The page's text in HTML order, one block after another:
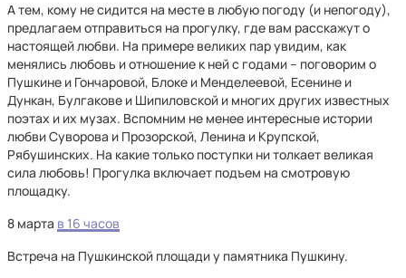
А тем, кому не сидится на месте в любую погоду (и непогоду),
предлагаем отправиться на прогулку, где вам расскажут о
настоящей любви. На примере великих пар увидим, как
менялись любовь и отношение к ней с годами – поговорим о
Пушкине и Гончаровой, Блоке и Менделеевой, Есенине и
Дункан, Булгакове и Шипиловской и многих других известных
поэтах и их музах. Вспомним не менее интересные истории
любви Суворова и Прозорской, Ленина и Крупской,
Рябушинских. На какие только поступки ни толкает великая
сила любовь! Прогулка включает подъем на смотровую
площадку.
8 марта в 16 часов
Встреча на Пушкинской площади у памятника Пушкину.